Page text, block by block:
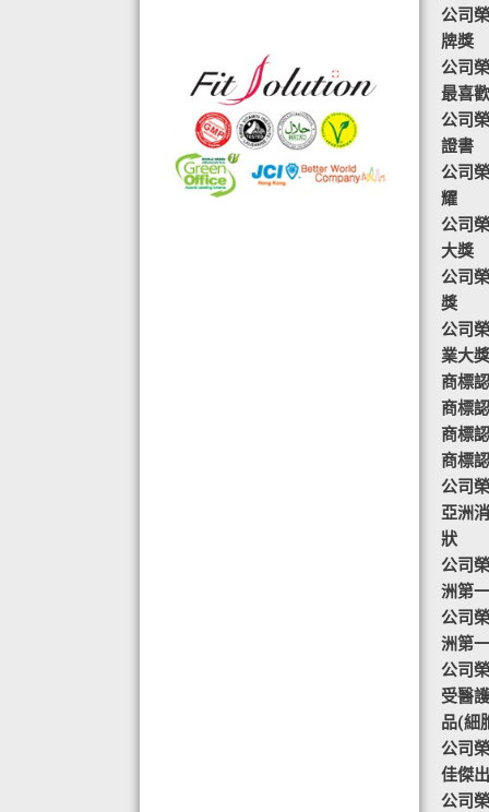
可的香港標準及檢定中心測試,證明符
合香港食品標準,不含重金屬,農藥,細
菌,並頒發香港優質正印.
◆ 熱烈恭賀,FIT SOLUTION細胞營養
榮獲澳門廚皇協會頒發-我最喜愛的健
康飲品金獎
公司
牌獎
公司
最喜
公司
證書
公司
耀
公司
大獎
公司
獎
公司
業大獎
商標
商標
商標
商標
公司
亞洲
狀
公司
洲第
公司
洲第
公司
受醫
品(細
公司
佳傑
公司